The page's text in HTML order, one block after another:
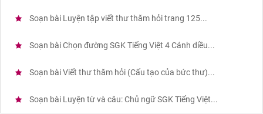
Soạn bài Luyện tập viết thư thăm hỏi trang 125...
Soạn bài Chọn đường SGK Tiếng Việt 4 Cánh diều...
Soạn bài Viết thư thăm hỏi (Cấu tạo của bức thư)...
Soạn bài Luyện từ và câu: Chủ ngữ SGK Tiếng Việt...